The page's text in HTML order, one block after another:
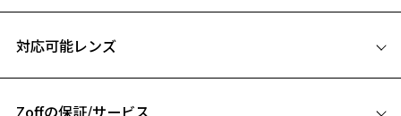
個性的な印象が出るラウンドフレーム。
※柄や色味の出方に個体差があり、画像と異なる場合がございます。
B ブリッジ(鼻部分)の横幅：18mm
対応可能レンズ